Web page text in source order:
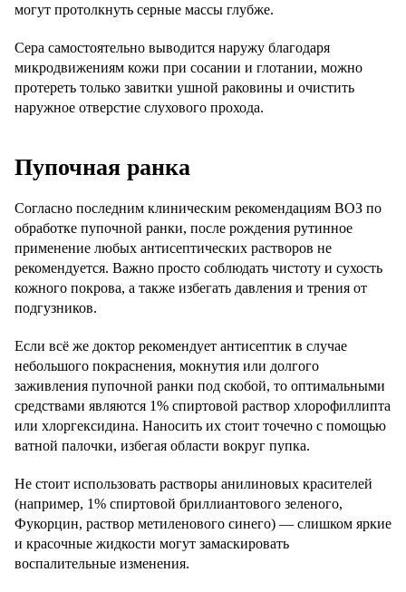
могут протолкнуть серные массы глубже.
Сера самостоятельно выводится наружу благодаря
микродвижениям кожи при сосании и глотании, можно
протереть только завитки ушной раковины и очистить
наружное отверстие слухового прохода.
Пупочная ранка
Согласно последним клиническим рекомендациям ВОЗ по
обработке пупочной ранки, после рождения рутинное
применение любых антисептических растворов не
рекомендуется. Важно просто соблюдать чистоту и сухость
кожного покрова, а также избегать давления и трения от
подгузников.
Если всё же доктор рекомендует антисептик в случае
небольшого покраснения, мокнутия или долгого
заживления пупочной ранки под скобой, то оптимальными
средствами являются 1% спиртовой раствор хлорофиллипта
или хлоргексидина. Наносить их стоит точечно с помощью
ватной палочки, избегая области вокруг пупка.
Не стоит использовать растворы анилиновых красителей
(например, 1% спиртовой бриллиантового зеленого,
Фукорцин, раствор метиленового синего) — слишком яркие
и красочные жидкости могут замаскировать
воспалительные изменения.